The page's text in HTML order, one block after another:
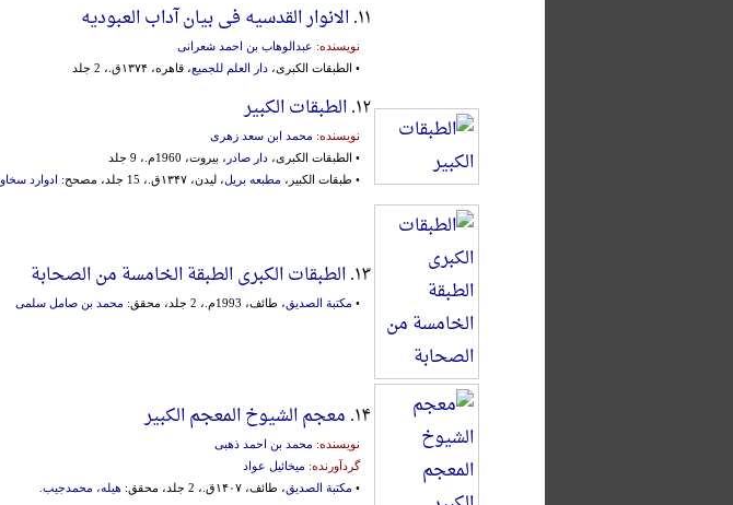
۱۱. الانوار القدسیه فی بیان آداب العبودیه
نویسنده: عبدالوهاب بن احمد شعرانی
• الطبقات الکبری، دار العلم للجمیع، قاهره، ۱۳۷۴ق.، 2 جلد
۱۲. الطبقات الکبیر
نویسنده: محمد ابن سعد زهری
• الطبقات الکبری، دار صادر ، بیروت، 1960م.، 9 جلد
• طبقات الکبیر، مطبعه بریل، لیدن، ۱۳۴۷ق.، 15 جلد، مصحح: ادوارد سخاو
۱۳. الطبقات الکبری الطبقة الخامسة من الصحابة
• مکتبة الصدیق، طائف، 1993م.، 2 جلد، محقق: محمد بن صامل سلمی
۱۴. معجم الشیوخ المعجم الکبیر
نویسنده: محمد بن احمد ذهبی
گردآورنده: میخائیل عواد
• مکتبة الصدیق، طائف، ۱۴۰۷ق.، 2 جلد، محقق: هیله، محمدجیب.